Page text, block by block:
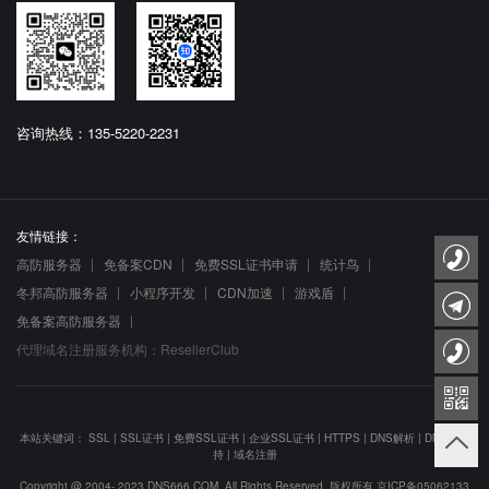
咨询热线：135-5220-2231
友情链接：
高防服务器
免备案CDN 免费SSL证书申请
统计鸟
冬邦高防服务器
小程序开发 CDN加速
游戏盾
免备案高防服务器
代理域名注册服务机构：ResellerClub
本站关键词： SSL | SSL证书 | 免费SSL证书 | 企业SSL证书 | HTTPS | DNS解析 | DNS防劫
持| 域名注册
Copyright @ 2004- 2023 DNS666.COM. All Rights Reserved. 版权所有 京ICP备05062133